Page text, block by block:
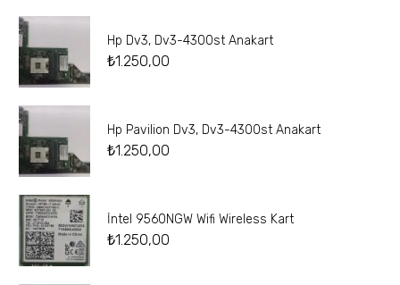
Hp Dv3, Dv3-4300st Anakart
₺1.250,00
Hp Pavilion Dv3, Dv3-4300st Anakart
₺1.250,00
İntel 9560NGW Wifi Wireless Kart
₺1.250,00